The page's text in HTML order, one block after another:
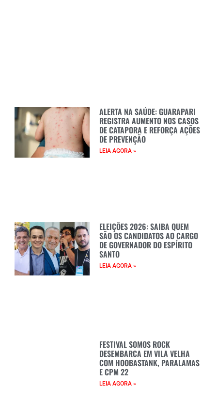
ALERTA NA SAÚDE: GUARAPARI
REGISTRA AUMENTO NOS CASOS
DE CATAPORA E REFORÇA AÇÕES
DE PREVENÇÃO
LEIA AGORA »
ELEIÇÕES 2026: SAIBA QUEM
SÃO OS CANDIDATOS AO CARGO
DE GOVERNADOR DO ESPÍRITO
SANTO
LEIA AGORA »
FESTIVAL SOMOS ROCK
DESEMBARCA EM VILA VELHA
COM HOOBASTANK, PARALAMAS
E CPM 22
LEIA AGORA »